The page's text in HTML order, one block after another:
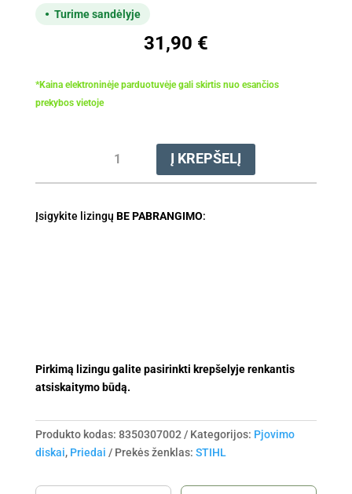
Turime sandėlyje
31,90 €
*Kaina elektroninėje parduotuvėje gali skirtis nuo esančios
prekybos vietoje
kiekis:
Diskas
ø400
Į KREPŠELĮ
Įsigykite lizingų BE PABRANGIMO:
Pirkimą lizingu galite pasirinkti krepšelyje renkantis
atsiskaitymo būdą.
Produkto kodas: 8350307002 Kategorijos: Pjovimo
diskai, Priedai Prekės ženklas: STIHL